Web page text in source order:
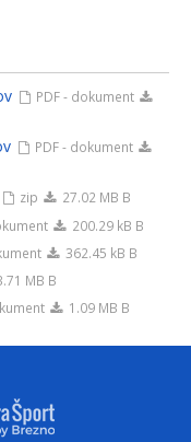
PDF - dokument
PDF - dokument
zip 27.02 MB B
200.29 kB B
362.45 kB B
MB B
1.09 MB B